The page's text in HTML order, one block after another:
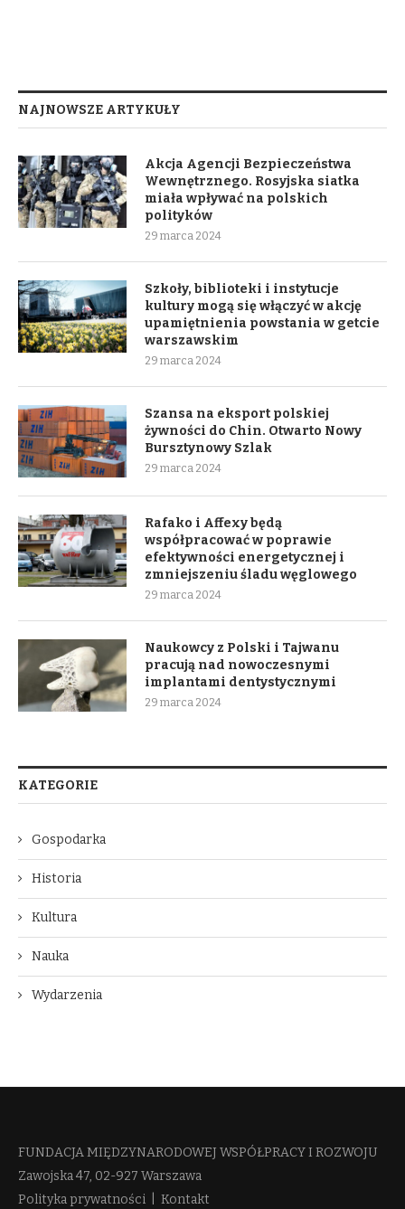
NAJNOWSZE ARTYKUŁY
Akcja Agencji Bezpieczeństwa
Wewnętrznego. Rosyjska siatka
miała wpływać na polskich
polityków
29 marca 2024
Szkoły, biblioteki i instytucje
kultury mogą się włączyć w akcję
upamiętnienia powstania w getcie
warszawskim
29 marca 2024
Szansa na eksport polskiej
żywności do Chin. Otwarto Nowy
Bursztynowy Szlak
29 marca 2024
Rafako i Affexy będą
współpracować w poprawie
efektywności energetycznej i
zmniejszeniu śladu węglowego
29 marca 2024
Naukowcy z Polski i Tajwanu
pracują nad nowoczesnymi
implantami dentystycznymi
29 marca 2024
KATEGORIE
Gospodarka
Historia
Kultura
Nauka
Wydarzenia
FUNDACJA MIĘDZYNARODOWEJ WSPÓŁPRACY I ROZWOJU​
Zawojska 47, 02-927 Warszawa
Polityka prywatności
Kontakt